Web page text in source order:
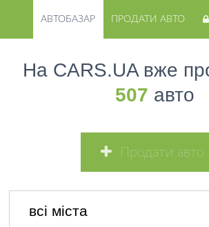
АВТОБАЗАР ПРОДАТИ АВТО
На CARS.UA вже
507 авто
Продати авто